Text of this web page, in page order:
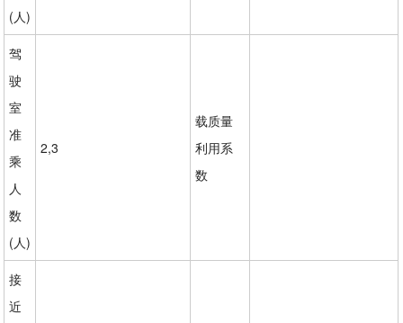
(人)
驾
驶
室
准
乘
人
数
(人)
2,3
载质量
利用系
数
接
近